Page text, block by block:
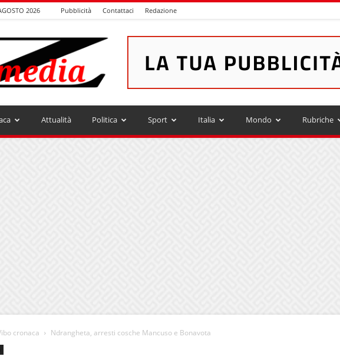
2026 Pubblicità Contattaci Redazione
ZMEDIA
Attualità Politica Sport Italia Mondo Rubriche
cronaca Ndrangheta, arresti cosche Mancuso e Bonavota